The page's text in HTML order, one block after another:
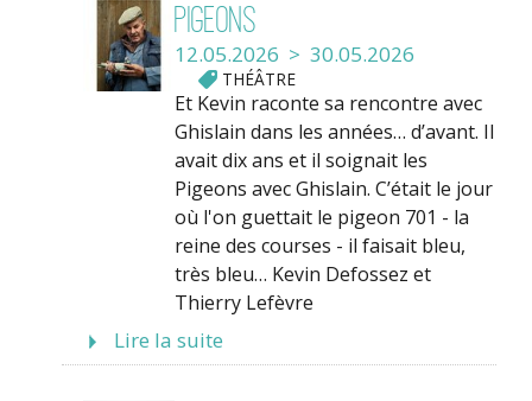
Pigeons
12.05.2026 > 30.05.2026
THÉÂTRE
Et Kevin raconte sa rencontre avec
Ghislain dans les années… d’avant. Il
avait dix ans et il soignait les
Pigeons avec Ghislain. C’était le jour
où l'on guettait le pigeon 701 - la
reine des courses - il faisait bleu,
très bleu… Kevin Defossez et
Thierry Lefèvre
Lire la suite